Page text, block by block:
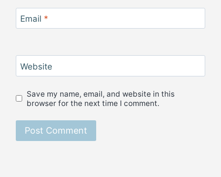
Email *
Website
Save my name, email, and website in this
browser for the next time I comment.